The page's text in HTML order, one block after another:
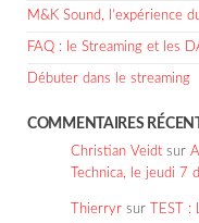
M&K Sound, l’expérience
FAQ : le Streaming et les
Débuter dans le streaming
COMMENTAIRES
Christian Veidt sur
Technica, le jeudi
Thierryr sur
TEST